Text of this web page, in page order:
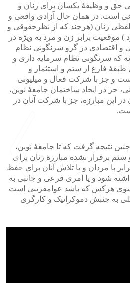
حق و وظیفۀ یکسان برای زنان و
است. در همان حال آزادی واقعی و
زنان (هرچند که از نظرحقوقی و
) موقعیت برابر زن و مرد به ویژه در
و اقتصادی در گرو سرنگونی نظام
که سرنگونی نظام سرمایه داری و
فارغ از ستم و استثمار و
و جز با شرکت فعال و میلیونی
جز در ایجاد ساختمان جامعۀ نوین،
در این مبارزه، جز با شرکت آنان در
نتیجه گرفت که تا جامعۀ نوین،
ستم برقرار نشده مبارزۀ زنان برای
با مردان و یا تلاش آنان برای حفظ
شود و یا امری فرعی و جانبی به
هرکس که باشد عوامفریبی است
به جنبش دموکراتیک و کارگری